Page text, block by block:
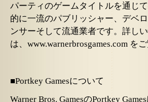
パーティのゲームタイトルを通じ
的に一流のパブリッシャー、デベ
ンサーそして流通業者です。詳し
は、www.warnerbrosgames.com を
■Portkey Gamesについて
Warner Bros. GamesのPortkey